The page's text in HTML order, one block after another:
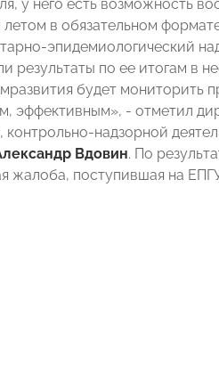
у него есть возможность
в обязательном
эпидемиологический
по ее итогам в
будет мониторить
эффективным», - отметил
надзорной
Вдовин. По
жалоба, поступившая на